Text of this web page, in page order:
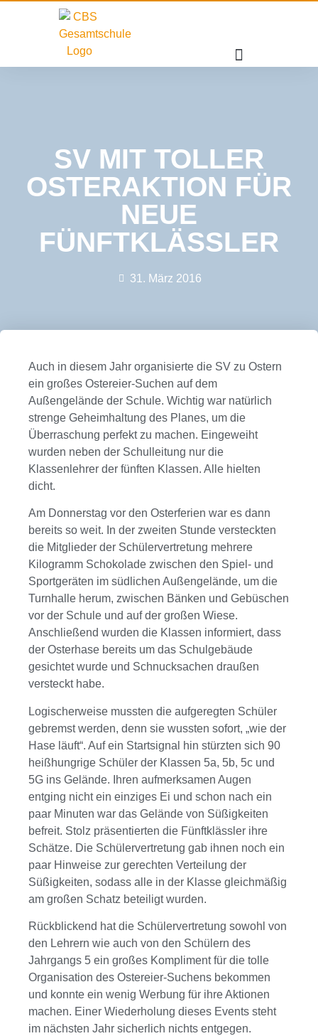
SV MIT TOLLER
OSTERAKTION FÜR
NEUE
FÜNFTKLÄSSLER
31. März 2016
Auch in diesem Jahr organisierte die SV zu Ostern
ein großes Ostereier-Suchen auf dem
Außengelände der Schule. Wichtig war natürlich
strenge Geheimhaltung des Planes, um die
Überraschung perfekt zu machen. Eingeweiht
wurden neben der Schulleitung nur die
Klassenlehrer der fünften Klassen. Alle hielten
dicht.
Am Donnerstag vor den Osterferien war es dann
bereits so weit. In der zweiten Stunde versteckten
die Mitglieder der Schülervertretung mehrere
Kilogramm Schokolade zwischen den Spiel- und
Sportgeräten im südlichen Außengelände, um die
Turnhalle herum, zwischen Bänken und Gebüschen
vor der Schule und auf der großen Wiese.
Anschließend wurden die Klassen informiert, dass
der Osterhase bereits um das Schulgebäude
gesichtet wurde und Schnucksachen draußen
versteckt habe.
Logischerweise mussten die aufgeregten Schüler
gebremst werden, denn sie wussten sofort, „wie der
Hase läuft“. Auf ein Startsignal hin stürzten sich 90
heißhungrige Schüler der Klassen 5a, 5b, 5c und
5G ins Gelände. Ihren aufmerksamen Augen
entging nicht ein einziges Ei und schon nach ein
paar Minuten war das Gelände von Süßigkeiten
befreit. Stolz präsentierten die Fünftklässler ihre
Schätze. Die Schülervertretung gab ihnen noch ein
paar Hinweise zur gerechten Verteilung der
Süßigkeiten, sodass alle in der Klasse gleichmäßig
am großen Schatz beteiligt wurden.
Rückblickend hat die Schülervertretung sowohl von
den Lehrern wie auch von den Schülern des
Jahrgangs 5 ein großes Kompliment für die tolle
Organisation des Ostereier-Suchens bekommen
und konnte ein wenig Werbung für ihre Aktionen
machen. Einer Wiederholung dieses Events steht
im nächsten Jahr sicherlich nichts entgegen.